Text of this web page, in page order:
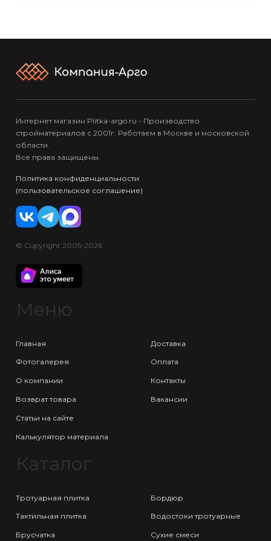
Интернет магазин Plitka-argo.ru - Производство
стройматериалов с 2001г. Работаем в Москве и московской
области.
Все права защищены.
Политика конфиденциальности
(пользовательское соглашение)
© Copyright 2005-2026
Меню
Главная
Фотогалерея
О компании
Возврат товара
Статьи на сайте
Калькулятор материала
Доставка
Оплата
Контакты
Вакансии
Каталог
Тротуарная плитка
Тактильная плитка
Брусчатка
Бордюр
Водостоки тротуарные
Сухие смеси